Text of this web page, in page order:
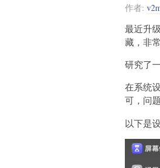
作者:
最近升
藏，非
研究了
在系统
可，问
以下是